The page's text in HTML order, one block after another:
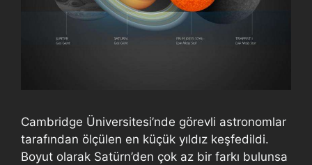
Cambridge Üniversitesi’nde görevli astronomlar
tarafından ölçülen en küçük yıldız keşfedildi.
Boyut olarak Satürn’den çok az bir farkı bulunsa